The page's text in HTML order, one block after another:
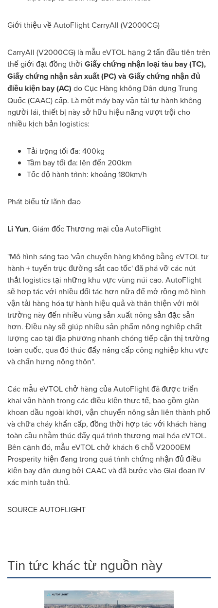
Giới thiệu về AutoFlight CarryAll (V2000CG)
CarryAll (V2000CG) là mẫu eVTOL hạng 2 tấn đầu tiên trên
thế giới đạt đồng thời Giấy chứng nhận loại tàu bay (TC),
Giấy chứng nhận sản xuất (PC) và Giấy chứng nhận đủ
điều kiện bay (AC) do Cục Hàng không Dân dụng Trung
Quốc (CAAC) cấp. Là một máy bay vận tải tự hành không
người lái, thiết bị này sở hữu hiệu năng vượt trội cho
nhiều kịch bản logistics:
Tải trọng tối đa: 400kg
Tầm bay tối đa: lên đến 200km
Tốc độ hành trình: khoảng 180km/h
Phát biểu từ lãnh đạo
Li Yun, Giám đốc Thương mại của AutoFlight
"Mô hình sáng tạo 'vận chuyển hàng không bằng eVTOL tự
hành + tuyến trục đường sắt cao tốc' đã phá vỡ các nút
thắt logistics tại những khu vực vùng núi cao. AutoFlight
sẽ hợp tác với nhiều đối tác hơn nữa để mở rộng mô hình
vận tải hàng hóa tự hành hiệu quả và thân thiện với môi
trường này đến nhiều vùng sản xuất nông sản đặc sản
hơn. Điều này sẽ giúp nhiều sản phẩm nông nghiệp chất
lượng cao tại địa phương nhanh chóng tiếp cận thị trường
toàn quốc, qua đó thúc đẩy nâng cấp công nghiệp khu vực
và chấn hưng nông thôn".
Các mẫu eVTOL chở hàng của AutoFlight đã được triển
khai vận hành trong các điều kiện thực tế, bao gồm giàn
khoan dầu ngoài khơi, vận chuyển nông sản liên thành phố
và chữa cháy khẩn cấp, đồng thời hợp tác với khách hàng
toàn cầu nhằm thúc đẩy quá trình thương mại hóa eVTOL.
Bên cạnh đó, mẫu eVTOL chở khách 6 chỗ V2000EM
Prosperity hiện đang trong quá trình chứng nhận đủ điều
kiện bay dân dụng bởi CAAC và đã bước vào Giai đoạn IV
xác minh tuân thủ.
SOURCE AUTOFLIGHT
Tin tức khác từ nguồn này